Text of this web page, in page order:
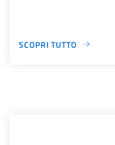
SCOPRI TUTTO